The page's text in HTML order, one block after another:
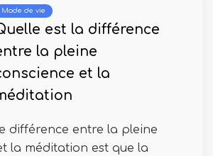
Mode de vie
est la différence
la pleine
et la
différence entre la pleine
la méditation est que la